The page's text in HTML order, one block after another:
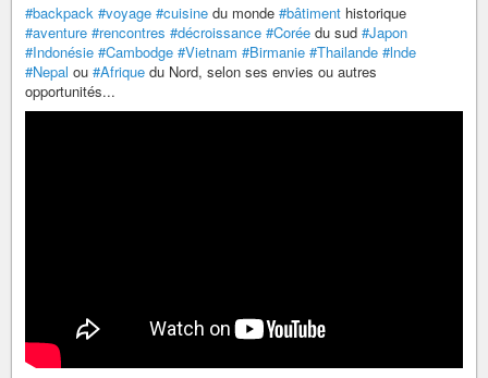
#backpack #voyage #cuisine du monde #bâtiment historique
#aventure #rencontres #décroissance #Corée du sud #Japon
#Indonésie #Cambodge #Vietnam #Birmanie #Thailande #lnde
#Nepal ou #Afrique du Nord, selon ses envies ou autres
opportunités...